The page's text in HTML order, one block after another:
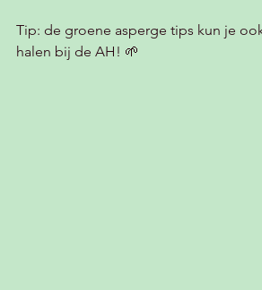
Tip: de groene asperge tips kun je
halen bij de AH! 🌱